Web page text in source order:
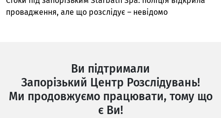
провадження, але що розслідує – невідомо
Ви підтримали
Запорізький Центр Розслідувань!
Ми продовжуємо працювати, тому що
є Ви!